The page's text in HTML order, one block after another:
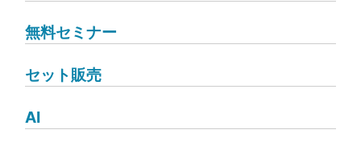
無料セミナー
セット販売
AI